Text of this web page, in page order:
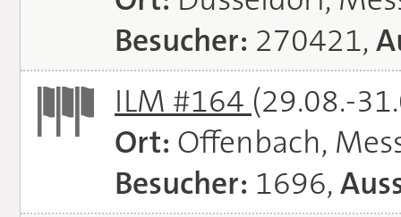
Besucher: 270421,
ILM #164 (29.08.-
Ort: Offenbach,
Besucher: 1696,